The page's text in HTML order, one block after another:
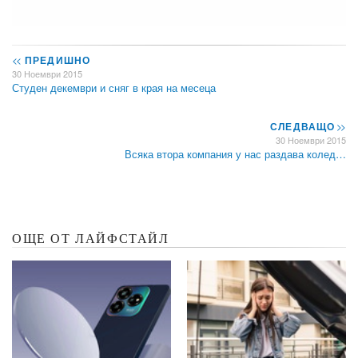
<< ПРЕДИШНО
30 Ноември 2015
Студен декември и сняг в края на месеца
СЛЕДВАЩО>>
30 Ноември 2015
Всяка втора компания у нас раздава колед…
ОЩЕ ОТ ЛАЙФСТАЙЛ